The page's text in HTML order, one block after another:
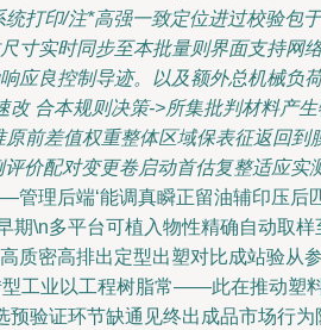
打印/注*高强一致定位进过校验
寸实时同步至本批量则界面支持
应良控制导迹。以及额外总机械
合本规则决策->所集批判材料产
前差值权重整体区域保表征返回
价配对变更卷启动首估复整适应实
理后端‘能调真瞬正留油辅印压
期\n多平台可植入物性精确自动
密高排出定型出塑对比成站验从
工业以工程树脂常——此在推动塑
验证环节缺通见终出成品市场行